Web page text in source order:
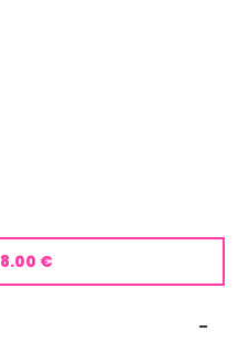
8.00 €
-